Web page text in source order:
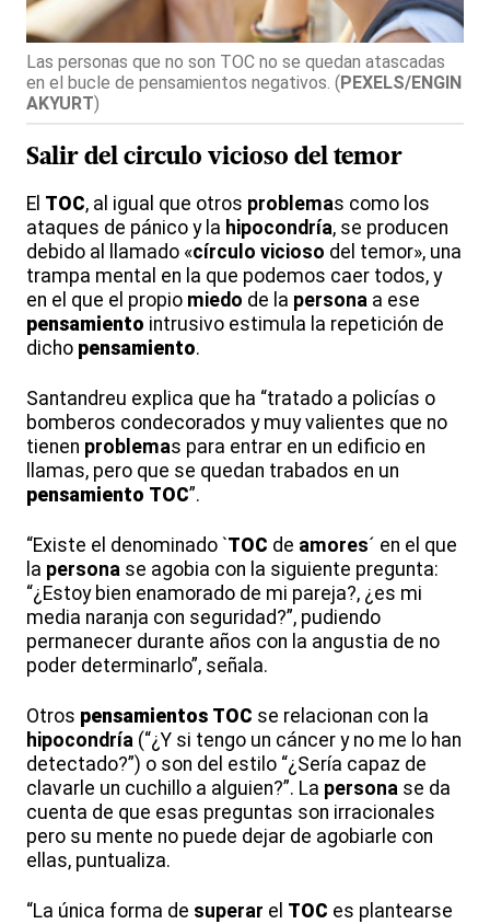
Las personas que no son TOC no se quedan atascadas
en el bucle de pensamientos negativos. (PEXELS/ENGIN
AKYURT)
Salir del circulo vicioso del temor
El TOC, al igual que otros problemas como los
ataques de pánico y la hipocondría, se producen
debido al llamado «círculo vicioso del temor», una
trampa mental en la que podemos caer todos, y
en el que el propio miedo de la persona a ese
pensamiento intrusivo estimula la repetición de
dicho pensamiento.
Santandreu explica que ha “tratado a policías o
bomberos condecorados y muy valientes que no
tienen problemas para entrar en un edificio en
llamas, pero que se quedan trabados en un
pensamiento TOC”.
“Existe el denominado `TOC de amores´ en el que
la persona se agobia con la siguiente pregunta:
“¿Estoy bien enamorado de mi pareja?, ¿es mi
media naranja con seguridad?”, pudiendo
permanecer durante años con la angustia de no
poder determinarlo”, señala.
Otros pensamientos TOC se relacionan con la
hipocondría (“¿Y si tengo un cáncer y no me lo han
detectado?”) o son del estilo “¿Sería capaz de
clavarle un cuchillo a alguien?”. La persona se da
cuenta de que esas preguntas son irracionales
pero su mente no puede dejar de agobiarle con
ellas, puntualiza.
“La única forma de superar el TOC es plantearse